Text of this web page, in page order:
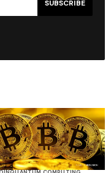
SUBSCRIBE